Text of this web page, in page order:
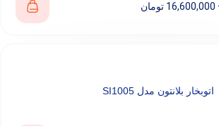
16,600,000 تومان
اتوبخار بلانتون مدل SI1005